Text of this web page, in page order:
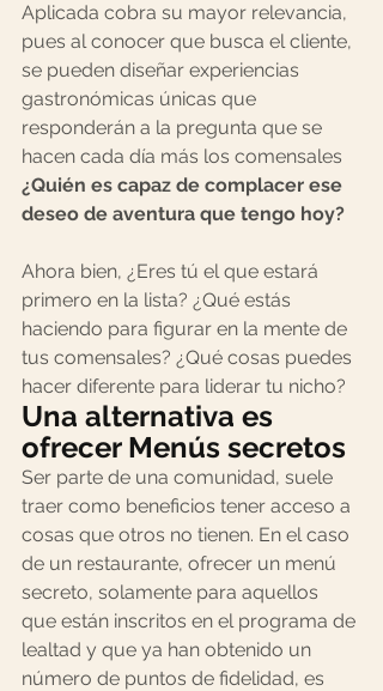
Aplicada cobra su mayor relevancia,
pues al conocer que busca el cliente,
se pueden diseñar experiencias
gastronómicas únicas que
responderán a la pregunta que se
hacen cada día más los comensales
¿Quién es capaz de complacer ese
deseo de aventura que tengo hoy?⠀
Ahora bien, ¿Eres tú el que estará
primero en la lista? ¿Qué estás
haciendo para figurar en la mente de
tus comensales? ¿Qué cosas puedes
hacer diferente para liderar tu nicho?
Una alternativa es
ofrecer Menús secretos
Ser parte de una comunidad, suele
traer como beneficios tener acceso a
cosas que otros no tienen. En el caso
de un restaurante, ofrecer un menú
secreto, solamente para aquellos
que están inscritos en el programa de
lealtad y que ya han obtenido un
número de puntos de fidelidad, es